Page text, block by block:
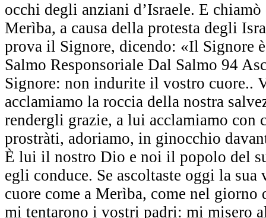
occhi degli anziani d’Israele. E
Merìba, a causa della protesta degli
prova il Signore, dicendo: «Il Signore
Salmo Responsoriale Dal Salmo 94
Signore: non indurite il vostro cuore..
acclamiamo la roccia della nostra
rendergli grazie, a lui acclamiamo con
prostràti, adoriamo, in ginocchio
È lui il nostro Dio e noi il popolo del
egli conduce. Se ascoltaste oggi la
cuore come a Merìba, come nel giorno
mi tentarono i vostri padri: mi misero